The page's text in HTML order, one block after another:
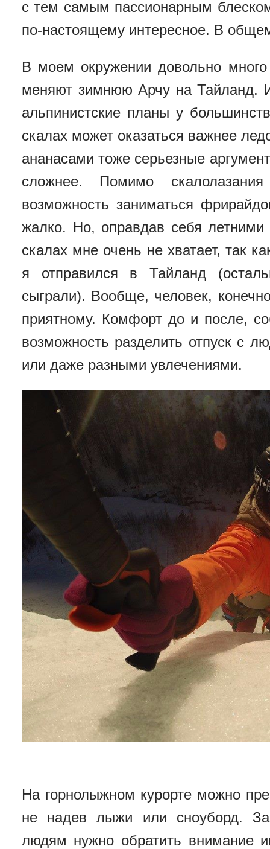
с тем самым пассионарным
по-настоящему интересное. В
В моем окружении довольно
меняют зимнюю Арчу на Тайланд.
альпинистские планы у
скалах может оказаться важнее
ананасами тоже серьезные
сложнее. Помимо
возможность заниматься
жалко. Но, оправдав себя
скалах мне очень не хватает, так
я отправился в Тайланд
сыграли). Вообще, человек,
приятному. Комфорт до и после,
возможность разделить отпуск с
или даже разными увлечениями.
На горнолыжном курорте можно
не надев лыжи или сноуборд.
людям нужно обратить внимание